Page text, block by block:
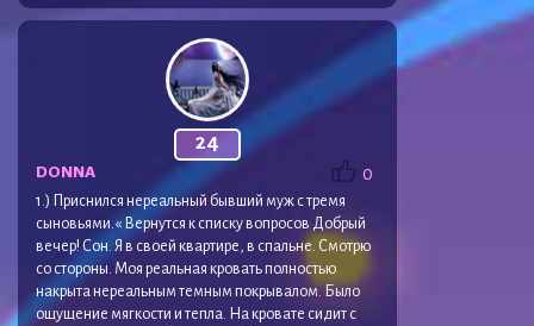
24
0
DONNA
1.) Приснился нереальный бывший муж с тремя
сыновьями.« Вернутся к списку вопросов Добрый
вечер! Сон. Я в своей квартире, в спальне. Смотрю
со стороны. Моя реальная кровать полностью
накрыта нереальным темным покрывалом. Было
ощущение мягкости и тепла. На кровате сидит с